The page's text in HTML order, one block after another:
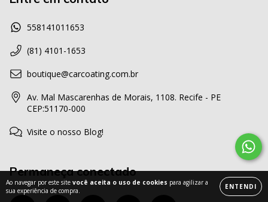
Ao navegar por este site você aceita o uso de cookies para agilizar a
sua experiência de compra.
ENTENDI
558141011653
(81) 4101-1653
boutique@carcoating.com.br
Av. Mal Mascarenhas de Morais, 1108. Recife - PE
CEP:51170-000
Visite o nosso Blog!
Permaneça conectado